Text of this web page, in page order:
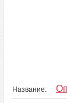
Название: